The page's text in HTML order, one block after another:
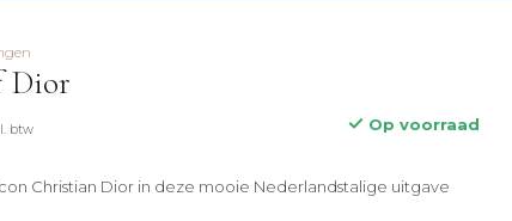
Dior
btw Op voorraad
Christian Dior in deze mooie Nederlandstalige uitgave